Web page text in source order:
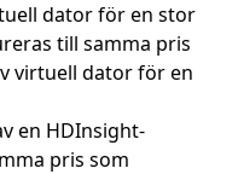
dator för en stor
till samma pris
virtuell dator för en
en HDInsight-
pris som